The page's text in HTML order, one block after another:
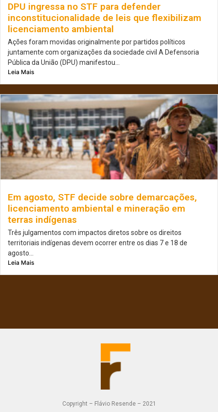
DPU ingressa no STF para defender
inconstitucionalidade de leis que flexibilizam
licenciamento ambiental
Ações foram movidas originalmente por partidos políticos
juntamente com organizações da sociedade civil A Defensoria
Pública da União (DPU) manifestou...
Leia Mais
Em agosto, STF decide sobre demarcações,
licenciamento ambiental e mineração em
terras indígenas
Três julgamentos com impactos diretos sobre os direitos
territoriais indígenas devem ocorrer entre os dias 7 e 18 de
agosto...
Leia Mais
Copyright – Flávio Resende – 2021